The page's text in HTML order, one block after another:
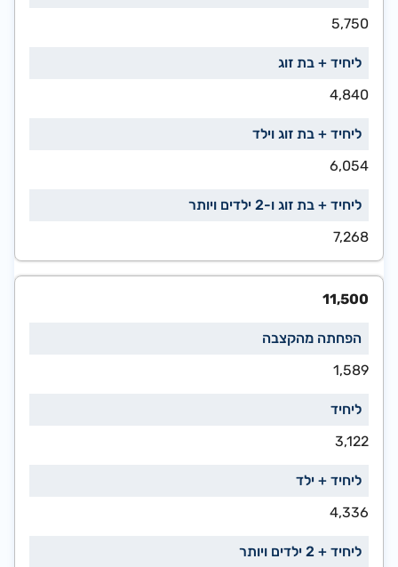
5,750
4,840
6,054
7,268
11,500
1,589
3,122
4,336